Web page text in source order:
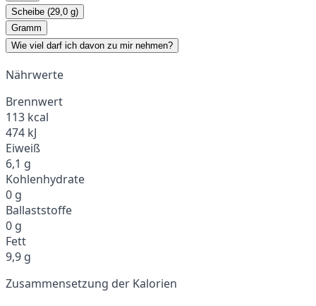
Scheibe (29,0 g)
Gramm
Wie viel darf ich davon zu mir nehmen?
Nährwerte
Brennwert
113 kcal
474 kJ
Eiweiß
6,1 g
Kohlenhydrate
0 g
Ballaststoffe
0 g
Fett
9,9 g
Zusammensetzung der Kalorien